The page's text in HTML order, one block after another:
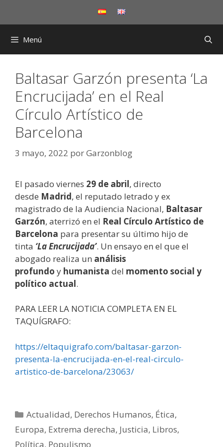
Menú
Baltasar Garzón presenta ‘La
Encrucijada’ en el Real
Círculo Artístico de
Barcelona
3 mayo, 2022 porGarzonblog
El pasado viernes 29 de abril, directo
desde Madrid, el reputado letrado y ex
magistrado de la Audiencia Nacional, Baltasar
Garzón, aterrizó en el Real Círculo Artístico de
Barcelona para presentar su último hijo de
tinta ‘LaEncrucijada’. Un ensayo en el que el
abogado realiza un análisis
profundo y humanista del momento social y
político actual.
PARA LEER LA NOTICIA COMPLETA EN EL
TAQUÍGRAFO:
https://eltaquigrafo.com/baltasar-garzon-
presenta-la-encrucijada-en-el-real-circulo-
artistico-de-barcelona/23063/
Categorías
Actualidad, Derechos Humanos, Ética,
Europa, Extrema derecha, Justicia, Libros,
Política, Populismo